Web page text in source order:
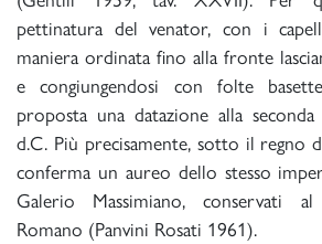
pettinatura del venator, con i
maniera ordinata fino alla fronte
e congiungendosi con folte
proposta una datazione alla
d.C. Più precisamente, sotto il regno
conferma un aureo dello stesso
Galerio Massimiano, conservati
Romano (Panvini Rosati 1961).